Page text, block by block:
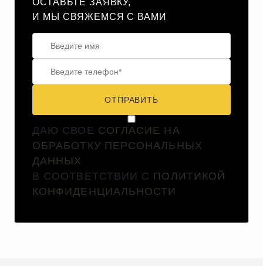
ОСТАВЬТЕ ЗАЯВКУ,
И МЫ СВЯЖЕМСЯ С ВАМИ
ОТПРАВИТЬ
ДАЮ СВОЕ СОГЛАСИЕ НА
ОБРАБОТКУ ПЕРСОНАЛЬНЫХ
ДАННЫХ
В СООТВЕТСТВИИ С ПОЛИТИКОЙ
КОНФИДЕНЦИАЛЬНОСТИ